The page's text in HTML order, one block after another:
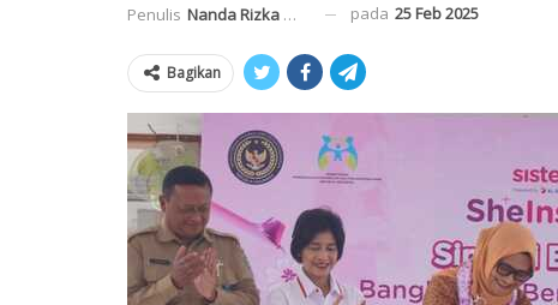
Penulis Nanda Rizka Mahendra pada 25 Feb 2025
Bagikan